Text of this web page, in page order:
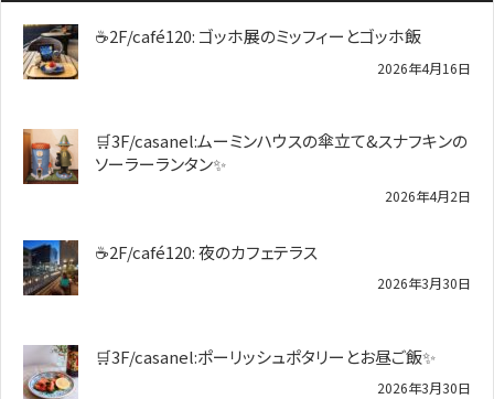
☕2F/café120: ゴッホ展のミッフィーとゴッホ飯
2026年4月16日
🛒3F/casanel:ムーミンハウスの傘立て&スナフキンの
ソーラーランタン✨️
2026年4月2日
☕2F/café120: 夜のカフェテラス
2026年3月30日
🛒3F/casanel:ポーリッシュポタリーとお昼ご飯✨
2026年3月30日